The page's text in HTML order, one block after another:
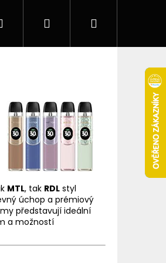
cigarety
Přihlášení
MTL, tak RDL styl
úchop a prémiový
představují ideální
a možností